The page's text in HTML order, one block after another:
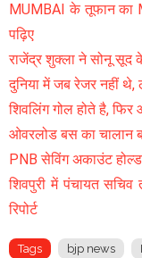
MUMBAI के तूफान का
पढ़िए
राजेंद्र शुक्ला ने सोनू सूद
दुनिया में जब रेजर नहीं
शिवलिंग गोल होते है,
ओवरलोड बस का चालान
PNB सेविंग अकाउंट
शिवपुरी में पंचायत सचिव
रिपोर्ट
Tags bjp news